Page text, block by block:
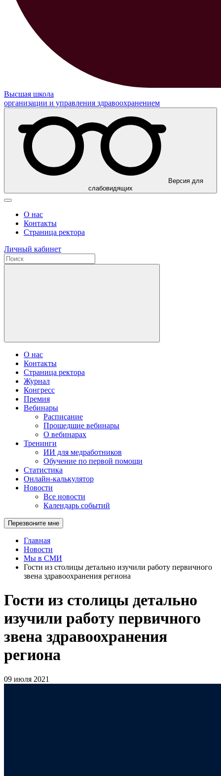
Высшая школа
организации и управления здравоохранением
Версия для
слабовидящих
О нас
Контакты
Страница ректора
Личный кабинет
О нас
Контакты
Страница ректора
Журнал
Конгресс
Премия
Вебинары
Расписание
Прошедшие вебинары
О вебинарах
Тренинги
ИИ для медработников
Обучение по первой помощи
Статистика
Онлайн-калькулятор
Новости
Все новости
Календарь событий
Перезвоните мне
Главная
Новости
Мы в СМИ
Гости из столицы детально изучили работу первичного
звена здравоохранения региона
Гости из столицы детально
изучили работу первичного
звена здравоохранения
региона
09 июля 2021